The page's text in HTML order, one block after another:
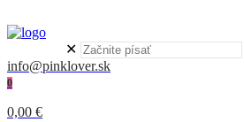
✕
info@pinklover.sk
0
0,00 €